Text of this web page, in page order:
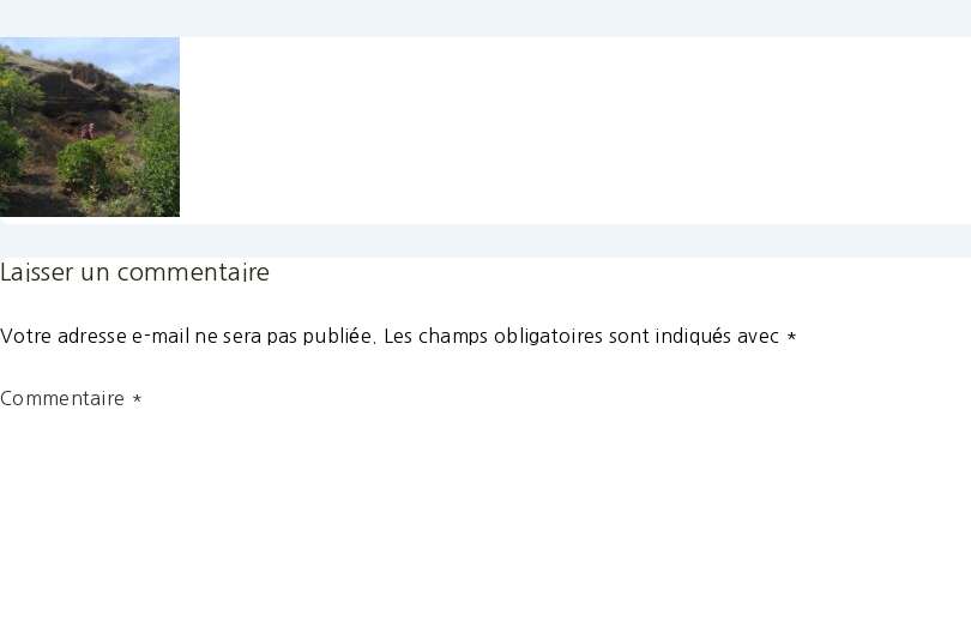
Laisser un commentaire
Votre adresse e-mail ne sera pas publiée. Les champs obligatoires sont indiqués avec *
Commentaire *